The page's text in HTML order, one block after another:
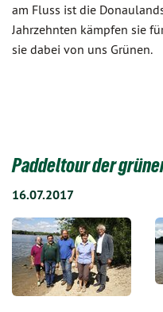
am Fluss ist die
Jahrzehnten kämpfen sie
sie dabei von uns Grünen.
Paddeltour der
16.07.2017